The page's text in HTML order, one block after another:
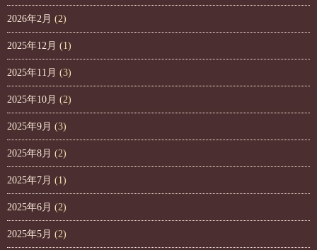
2026年2月 (2)
2025年12月 (1)
2025年11月 (3)
2025年10月 (2)
2025年9月 (3)
2025年8月 (2)
2025年7月 (1)
2025年6月 (2)
2025年5月 (2)